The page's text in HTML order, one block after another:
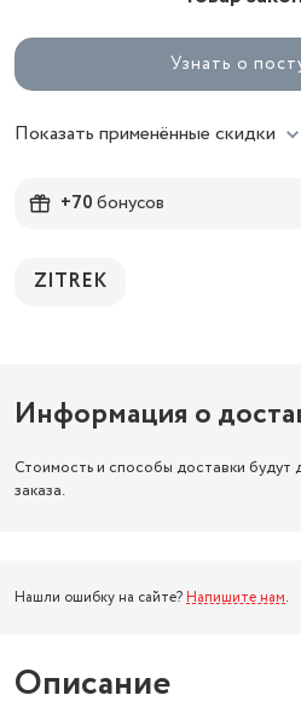
Узнать о
Показать применённые скидки
+70бонусов
ZITREK
Информация о
Стоимость и способы доставки
заказа.
Нашли ошибку на сайте? Напишите нам.
Описание